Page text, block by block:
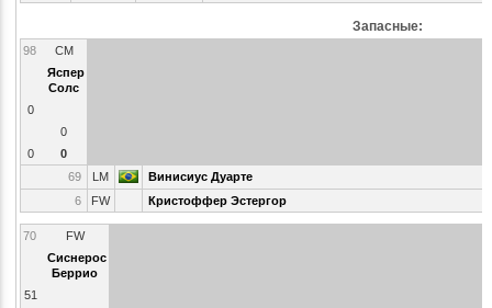
Запасные:
98
CM
Яспер
Солс
0
0
0
0
69
LM
Винисиус Дуарте
6
FW Кристоффер Эстергор
70
FW
Сиснерос
Беррио
51